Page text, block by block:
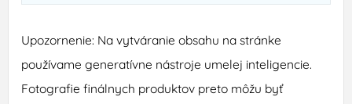
Upozornenie: Na vytváranie obsahu na stránke
používame generatívne nástroje umelej inteligencie.
Fotografie finálnych produktov preto môžu byť